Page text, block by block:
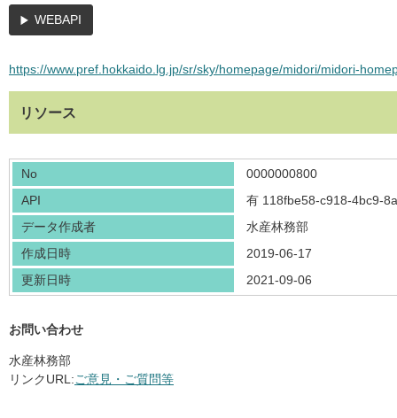
WEBAPI
https://www.pref.hokkaido.lg.jp/sr/sky/homepage/midori/midori-
リソース
No
0000000800
API
有 118fbe58-c918-4bc9-
データ作成者
水産林務部
作成日時
2019-06-17
更新日時
2021-09-06
お問い合わせ
水産林務部
リンクURL:ご意見・ご質問等